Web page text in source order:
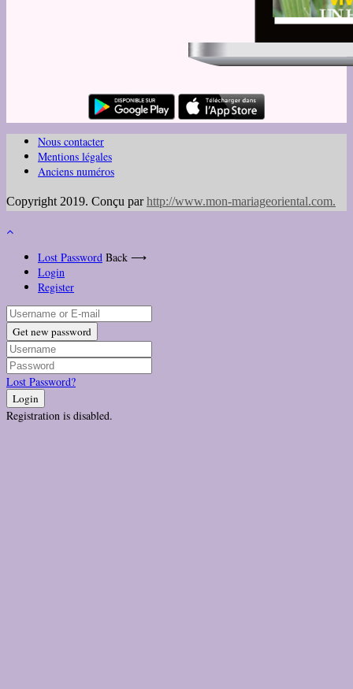
Nous contacter
Mentions légales
Anciens numéros
Copyright 2019. Conçu parhttp://www.mon-mariageoriental.com.
Lost Password Back ⟶
Login
Register
Get new password
Lost Password?
Login
Registration is disabled.